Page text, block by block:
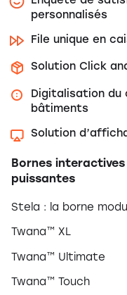
personnalisés
File unique en
Solution Click
Digitalisation du
bâtiments
Solution
Bornes
puissantes
Stela : la borne
Twana™ XL
Twana™ Ultimate
Twana™ Touch